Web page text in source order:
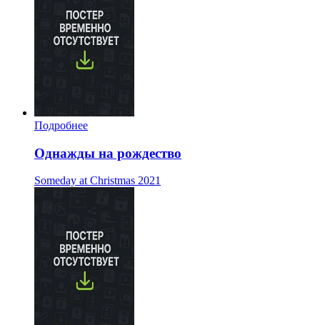
Подробнее
Однажды на рождество
Someday at Christmas 2021